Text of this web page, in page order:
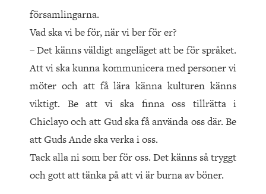
församlingarna.
Vad ska vi be för, när vi ber för er?
– Det känns väldigt angeläget att be för språket.
Att vi ska kunna kommunicera med personer vi
möter och att få lära känna kulturen känns
viktigt. Be att vi ska finna oss tillrätta i
Chiclayo och att Gud ska få använda oss där. Be
att Guds Ande ska verka i oss.
Tack alla ni som ber för oss. Det känns så tryggt
och gott att tänka på att vi är burna av böner.